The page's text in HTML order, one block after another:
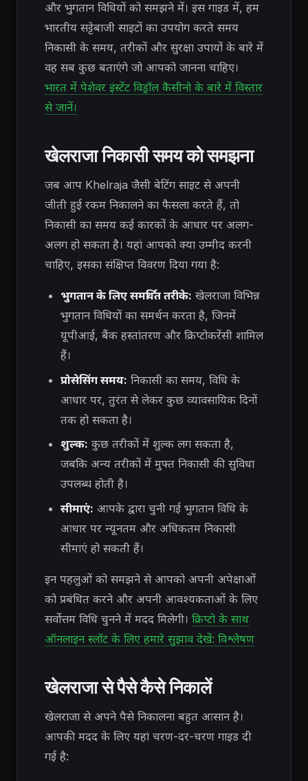
और भुगतान विधियों को समझने में। इस गाइड में, हम
भारतीय सट्टेबाजी साइटों का उपयोग करते समय
निकासी के समय, तरीकों और सुरक्षा उपायों के बारे में
वह सब कुछ बताएंगे जो आपको जानना चाहिए।
भारत में पेशेवर इंस्टेंट विड्रॉल कैसीनो के बारे में विस्तार
से जानें।
खेलराजा निकासी समय को समझना
जब आप Khelraja जैसी बेटिंग साइट से अपनी
जीती हुई रकम निकालने का फैसला करते हैं, तो
निकासी का समय कई कारकों के आधार पर अलग-
अलग हो सकता है। यहां आपको क्या उम्मीद करनी
चाहिए, इसका संक्षिप्त विवरण दिया गया है:
भुगतान के लिए समर्थित तरीके: खेलराजा विभिन्न
भुगतान विधियों का समर्थन करता है, जिनमें
यूपीआई, बैंक हस्तांतरण और क्रिप्टोकरेंसी शामिल
हैं।
प्रोसेसिंग समय: निकासी का समय, विधि के
आधार पर, तुरंत से लेकर कुछ व्यावसायिक दिनों
तक हो सकता है।
शुल्क: कुछ तरीकों में शुल्क लग सकता है,
जबकि अन्य तरीकों में मुफ्त निकासी की सुविधा
उपलब्ध होती है।
सीमाएं: आपके द्वारा चुनी गई भुगतान विधि के
आधार पर न्यूनतम और अधिकतम निकासी
सीमाएं हो सकती हैं।
इन पहलुओं को समझने से आपको अपनी अपेक्षाओं
को प्रबंधित करने और अपनी आवश्यकताओं के लिए
सर्वोत्तम विधि चुनने में मदद मिलेगी। क्रिप्टो के साथ
ऑनलाइन स्लॉट के लिए हमारे सुझाव देखें: विश्लेषण
खेलराजा से पैसे कैसे निकालें
खेलराजा से अपने पैसे निकालना बहुत आसान है।
आपकी मदद के लिए यहां चरण-दर-चरण गाइड दी
गई है: